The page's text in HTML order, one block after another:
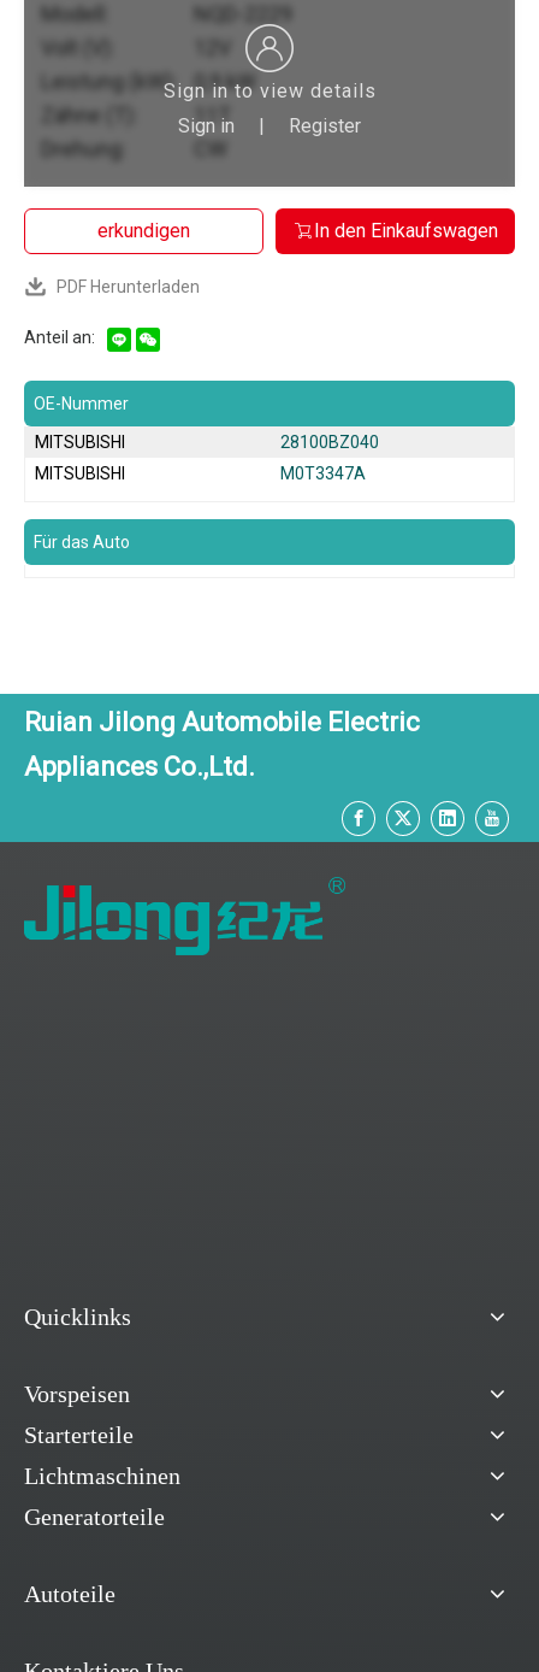
Modell:
NQD-2229
Volt (V):
Leistung (kW):
0,9 kW
Zähne (T):
11T
Drehung:
CW
Sign in to view details
Sign in
Register
erkundigen In den Einkaufswagen
PDF Herunterladen
Anteil an:
OE-Nummer
MITSUBISHI
28100BZ040
MITSUBISHI
M0T3347A
Für das Auto
Ruian Jilong Automobile Electric
Appliances Co.,Ltd.
Quicklinks
Vorspeisen
Starterteile
Lichtmaschinen
Generatorteile
Autoteile